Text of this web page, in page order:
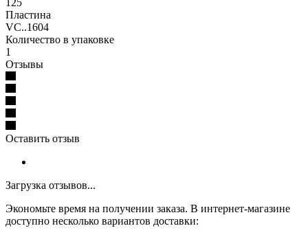
Пластина
VC..1604
Количество в упаковке
1
Отзывы
Оставить отзыв
Загрузка отзывов...
Экономьте время на получении заказа. В интернет-магазине
доступно несколько вариантов доставки: